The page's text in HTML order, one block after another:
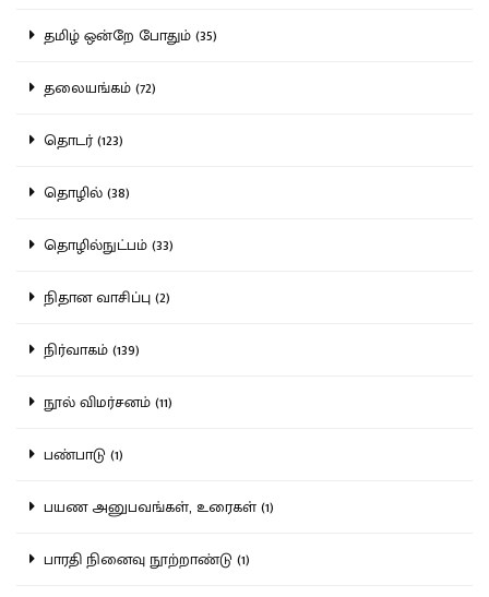
தமிழ் ஒன்றே போதும் (35)
தலையங்கம் (72)
தொடர் (123)
தொழில் (38)
தொழில்நுட்பம் (33)
நிதான வாசிப்பு (2)
நிர்வாகம் (139)
நூல் விமர்சனம் (11)
பண்பாடு (1)
பயண அனுபவங்கள், உரைகள் (1)
பாரதி நினைவு நூற்றாண்டு (1)